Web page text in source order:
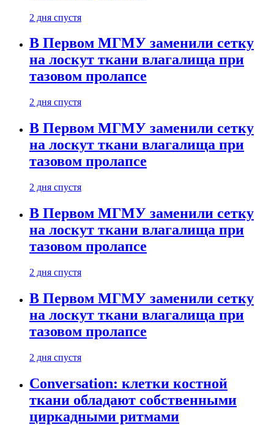
2 дня спустя
В Первом МГМУ заменили сетку
на лоскут ткани влагалища при
тазовом пролапсе
2 дня спустя
В Первом МГМУ заменили сетку
на лоскут ткани влагалища при
тазовом пролапсе
2 дня спустя
В Первом МГМУ заменили сетку
на лоскут ткани влагалища при
тазовом пролапсе
2 дня спустя
В Первом МГМУ заменили сетку
на лоскут ткани влагалища при
тазовом пролапсе
2 дня спустя
Conversation: клетки костной
ткани обладают собственными
циркадными ритмами